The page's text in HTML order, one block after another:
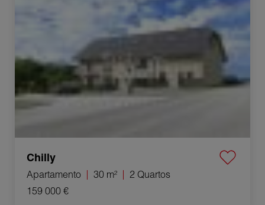
Chilly
Apartamento 30 m²
2 Quartos
159 000 €